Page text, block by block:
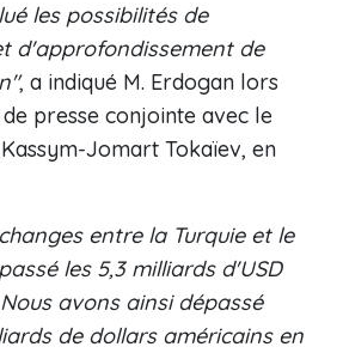
les possibilités de
d'approfondissement de
, a indiqué M. Erdogan lors
presse conjointe avec le
Jomart Tokaïev, en
entre la Turquie et le
les 5,3 milliards d'USD
avons ainsi dépassé
de dollars américains en